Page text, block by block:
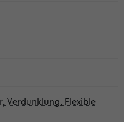
Verdunklung, Flexible